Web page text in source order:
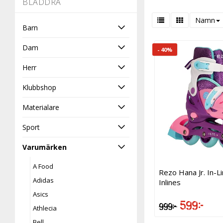
Barn
Dam
Herr
Klubbshop
Materialare
Sport
Varumärken
A Food
Adidas
Asics
Athlecia
Namn
- 40%
Rezo Hana Jr. In-
Inlines
999 kr 599 kr